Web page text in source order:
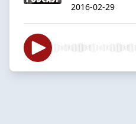
2016-02-29